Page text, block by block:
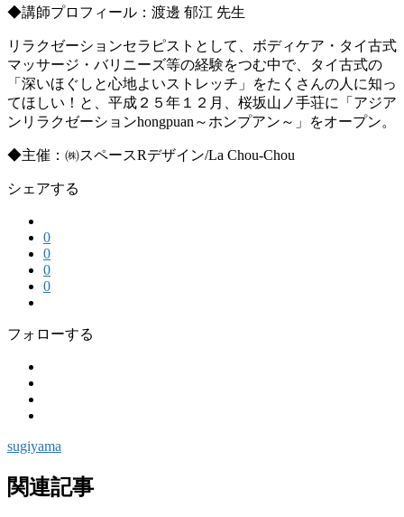
◆講師プロフィール：渡邊 郁江 先生
リラクゼーションセラピストとして、ボディケア・タイ古式
マッサージ・バリニーズ等の経験をつむ中で、タイ古式の
「深いほぐしと心地よいストレッチ」をたくさんの人に知っ
てほしい！と、平成２５年１２月、桜坂山ノ手荘に「アジア
ンリラクゼーションhongpuan～ホンプアン～」をオープン。
◆主催：㈱スペースRデザイン/La Chou-Chou
シェアする
0
0
0
0
フォローする
sugiyama
関連記事